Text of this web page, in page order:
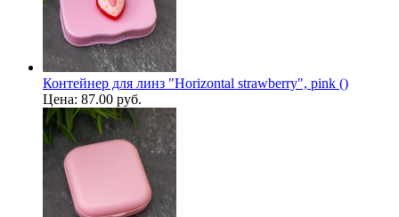
Контейнер для линз "Horizontal strawberry", pink ()
Цена: 87.00 руб.